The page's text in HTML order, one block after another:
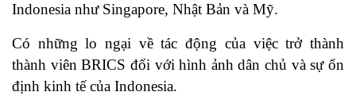
Indonesia như Singapore, Nhật Bản và Mỹ.
Có những lo ngại về tác động của việc trở thành
thành viên BRICS đối với hình ảnh dân chủ và sự ổn
định kinh tế của Indonesia.